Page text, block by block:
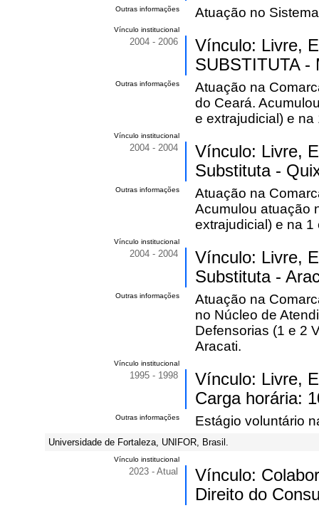
Outras informações Atuação no
Vínculo institucional
2004 - 2006
Vínculo: Livre,
SUBSTITUTA -
Outras informações
Atuação na
do Ceará.
e extrajudicial) e na
Vínculo institucional
2004 - 2004
Vínculo: Livre,
Substituta -
Outras informações
Atuação na
Acumulou atuação
extrajudicial) e na 1
Vínculo institucional
2004 - 2004
Vínculo: Livre,
Substituta -
Outras informações
Atuação na
no Núcleo de
Defensorias (1 e 2
Aracati.
Vínculo institucional
1995 - 1998
Vínculo: Livre,
Carga horária:
Outras informações Estágio voluntário
Universidade de Fortaleza, UNIFOR, Brasil.
Vínculo institucional
2023 - Atual
Vínculo:
Direito do